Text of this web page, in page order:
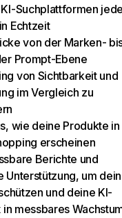
Suchplattformen
Echtzeit
von der Marken-
Prompt-Ebene
von Sichtbarkeit und
im Vergleich zu
wie deine Produkte in
erscheinen
Berichte und
Unterstützung, um dein
und deine KI-
messbares